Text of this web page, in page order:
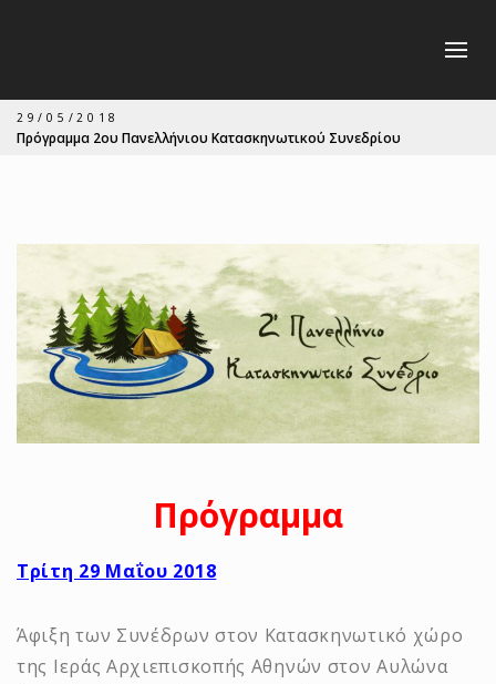
29/05/2018
Πρόγραμμα 2ου Πανελλήνιου Κατασκηνωτικού Συνεδρίου
Πρόγραμμα
Τρίτη 29 Μαΐου 2018
Άφιξη των Συνέδρων στον Κατασκηνωτικό χώρο
της Ιεράς Αρχιεπισκοπής Αθηνών στον Αυλώνα